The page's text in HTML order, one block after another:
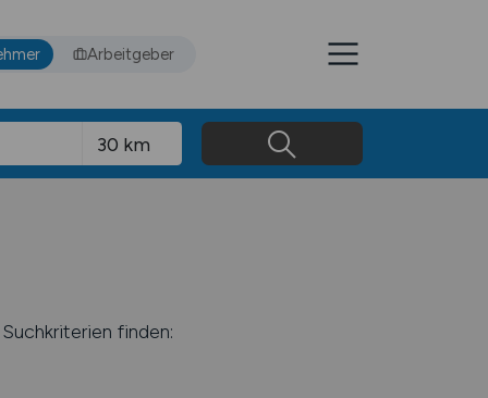
Arbeitgeber
finden: